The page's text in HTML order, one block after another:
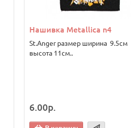
Нашивка Metallica n4
St.Anger размер ширина 9.5см
высота 11см..
6.00р.